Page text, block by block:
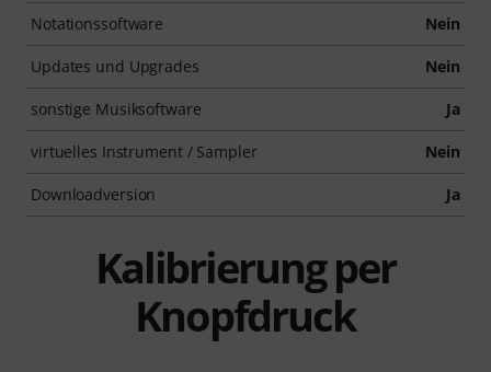
Notationssoftware Nein
Updates und Upgrades Nein
sonstige Musiksoftware Ja
virtuelles Instrument / Sampler Nein
Downloadversion Ja
Kalibrierung per
Knopfdruck